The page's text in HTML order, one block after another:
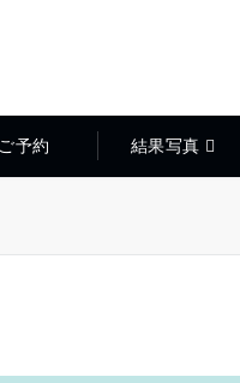
ご予約 結果写真